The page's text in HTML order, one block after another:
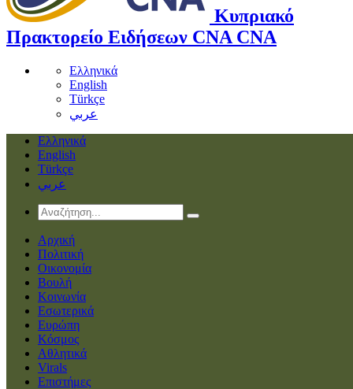
Κυπριακό
Πρακτορείο Ειδήσεων CNA CNA
Ελληνικά
English
Türkçe
عربي
Ελληνικά
English
Türkçe
عربي
Αρχική
Πολιτική
Οικονομία
Βουλή
Κοινωνία
Εσωτερικά
Ευρώπη
Κόσμος
Αθλητικά
Virals
Επιστήμες